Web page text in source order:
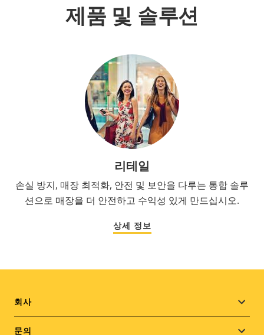
제품 및 솔루션
리테일
손실 방지, 매장 최적화, 안전 및 보안을 다루는 통합 솔루
션으로 매장을 더 안전하고 수익성 있게 만드십시오.
상세 정보
Footer
회사
문의